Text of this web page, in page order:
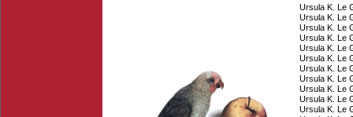
Ursula K. Le
Ursula K. Le
Ursula K. Le
Ursula K. Le
Ursula K. Le
Ursula K. Le
Ursula K. Le
Ursula K. Le
Ursula K. Le
Ursula K. Le
Ursula K. Le